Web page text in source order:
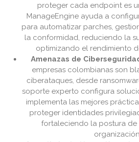
proteger cada endpoint es
ManageEngine ayuda a
para automatizar parches,
la conformidad, reduciendo la
optimizando el rendimiento
Amenazas de
empresas colombianas son
ciberataques, desde
soporte experto configura
implementa las mejores
proteger identidades
fortaleciendo la postura